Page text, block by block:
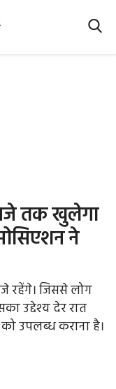
बजे तक खुलेगा
ने
रहेंगे। जिससे लोग
उद्देश्य देर रात
उपलब्ध कराना है।